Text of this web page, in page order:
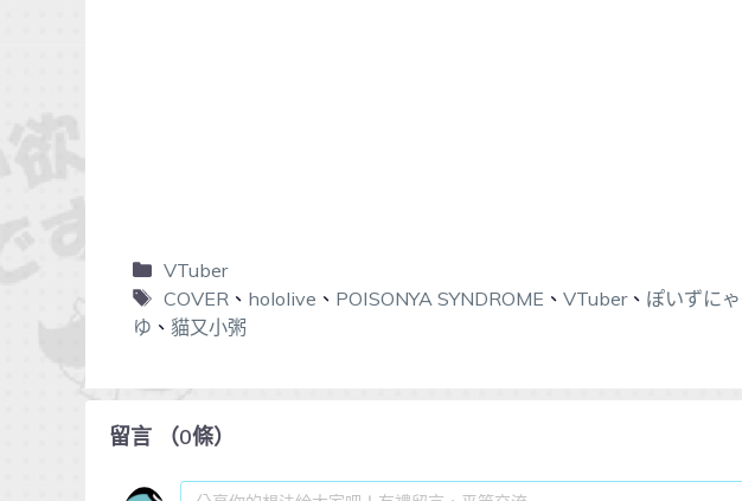
VTuber
COVER 、 hololive 、 POISONYA SYNDROME 、 VTuber、 ぽいずに
ゆ 、 貓又小粥
留言 （0條）